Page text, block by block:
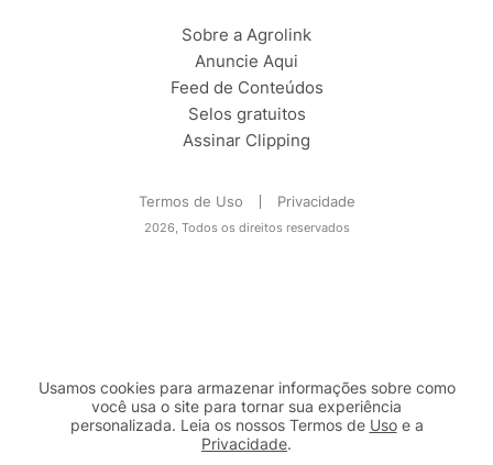
Sobre a Agrolink
Anuncie Aqui
Feed de Conteúdos
Selos gratuitos
Assinar Clipping
Termos de Uso Privacidade
2026, Todos os direitos reservados
Usamos cookies para armazenar informações sobre como
você usa o site para tornar sua experiência
personalizada. Leia os nossos Termos de Usoe a
Privacidade.